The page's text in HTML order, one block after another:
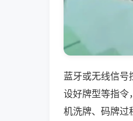
蓝牙或无线信号
设好牌型等指令
机洗牌、码牌过